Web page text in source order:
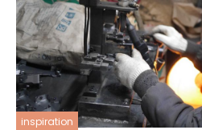
inspiration